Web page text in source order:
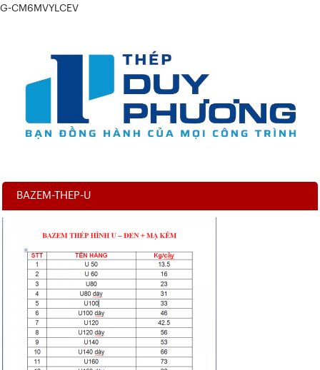
G-CM6MVYLCEV
BAZEM-THEP-U